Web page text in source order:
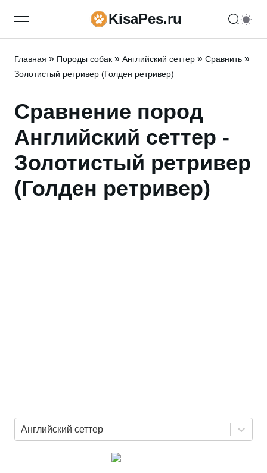
open navigation menuKisaPes.ru
Главная » Породы собак » Английский сеттер » Сравнить »
Золотистый ретривер (Голден ретривер)
Сравнение пород
Английский сеттер -
Золотистый ретривер
(Голден ретривер)
Английский сеттер